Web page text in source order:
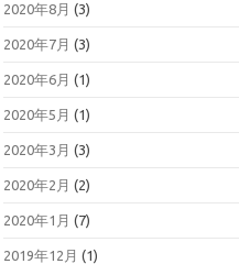
2020年8月 (3)
2020年7月 (3)
2020年6月 (1)
2020年5月 (1)
2020年3月 (3)
2020年2月 (2)
2020年1月 (7)
2019年12月 (1)